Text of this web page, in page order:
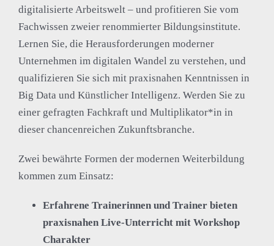
digitalisierte Arbeitswelt – und profitieren Sie vom
Fachwissen zweier renommierter Bildungsinstitute.
Lernen Sie, die Herausforderungen moderner
Unternehmen im digitalen Wandel zu verstehen, und
qualifizieren Sie sich mit praxisnahen Kenntnissen in
Big Data und Künstlicher Intelligenz. Werden Sie zu
einer gefragten Fachkraft und Multiplikator*in in
dieser chancenreichen Zukunftsbranche.
Zwei bewährte Formen der modernen Weiterbildung
kommen zum Einsatz:
Erfahrene Trainerinnen und Trainer bieten
praxisnahen Live-Unterricht mit Workshop
Charakter